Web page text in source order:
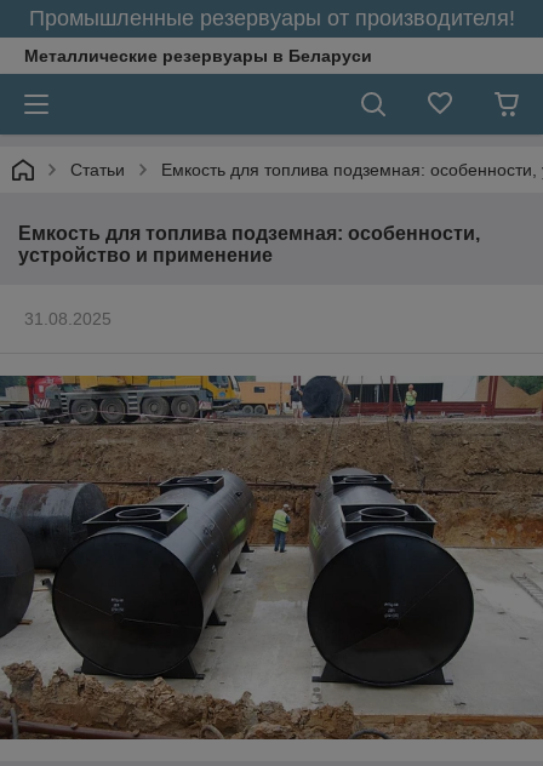
Промышленные резервуары от производителя!
Металлические резервуары в Беларуси
Статьи Емкость для топлива подземная:
Емкость для топлива подземная: особенности,
устройство и применение
31.08.2025